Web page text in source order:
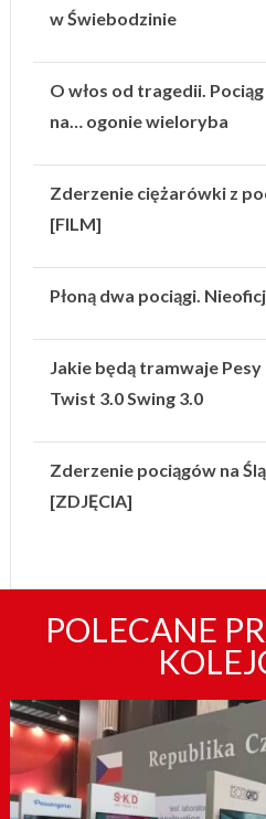
w Świebodzinie
O włos od tragedii.
na… ogonie wieloryba
Zderzenie ciężarówki z
[FILM]
Płoną dwa pociągi.
Jakie będą tramwaje
Twist 3.0 Swing 3.0
Zderzenie pociągów na
[ZDJĘCIA]
POLECANE